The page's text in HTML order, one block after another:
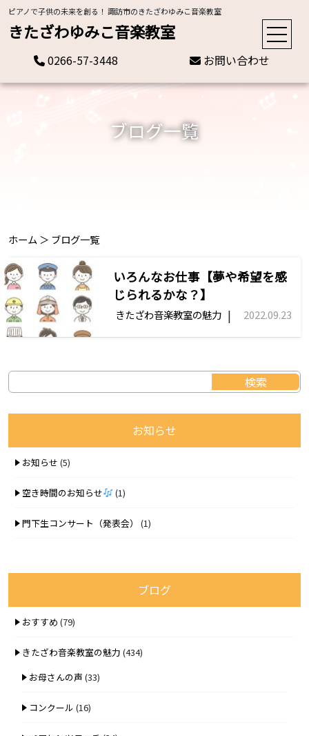
ピアノで子供の未来を創る！ 諏訪市のきたざわゆみこ音楽教室
きたざわゆみこ音楽教室
0266-57-3448 お問い合わせ
ブログ一覧
ホーム ＞ ブログ一覧
いろんなお仕事【夢や希望を感
じられるかな？】
きたざわ音楽教室の魅力 | 2022.09.23
お知らせ
お知らせ (5)
空き時間のお知らせ (1)
門下生コンサート（発表会） (1)
ブログ
おすすめ (79)
きたざわ音楽教室の魅力 (434)
お母さんの声 (33)
コンクール (16)